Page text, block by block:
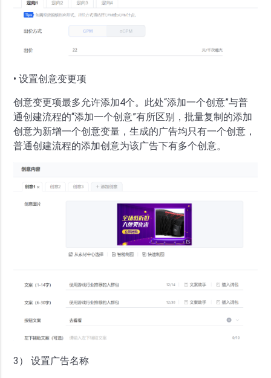
• 设置创意变更项
创意变更项最多允许添加4个。此处“添加一个创意”与普
通创建流程的“添加一个创意”有所区别，批量复制的添加
创意为新增一个创意变量，生成的广告均只有一个创意，
普通创建流程的添加创意为该广告下有多个创意。
3） 设置广告名称